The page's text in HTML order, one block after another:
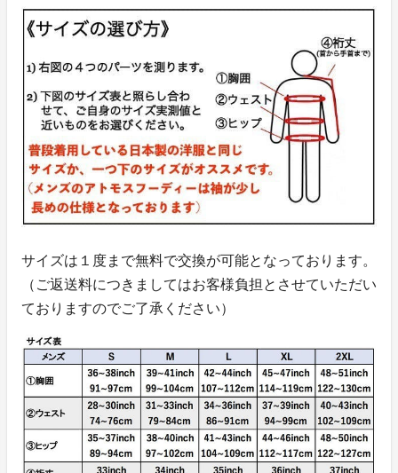
サイズは１度まで無料で交換が可能となっております。
（ご返送料につきましてはお客様負担とさせていただい
ておりますのでご了承ください）